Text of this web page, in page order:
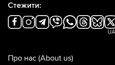
Стежити:
UA
Про нас (About us)